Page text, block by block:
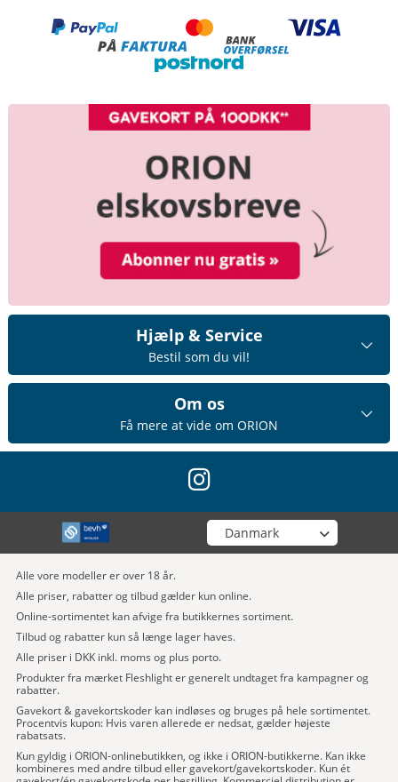
Hjælp & Service
Bestil som du vil!
Om os
Få mere at vide om ORION
instagram
Vælg din butik
Alle vore modeller er over 18 år.
Alle priser, rabatter og tilbud gælder kun online.
Online-sortimentet kan afvige fra butikkernes sortiment.
Tilbud og rabatter kun så længe lager haves.
Alle priser i DKK inkl. moms og plus porto.
Produkter fra mærket Fleshlight er generelt undtaget fra kampagner og
rabatter.
Gavekort & gavekortskoder kan indløses og bruges på hele sortimentet.
Procentvis kupon: Hvis varen allerede er nedsat, gælder højeste
rabatsats.
Kun gyldig i ORION-onlinebutikken, og ikke i ORION-butikkerne. Kan ikke
kombineres med andre tilbud eller gavekort/gavekortskoder. Kun ét